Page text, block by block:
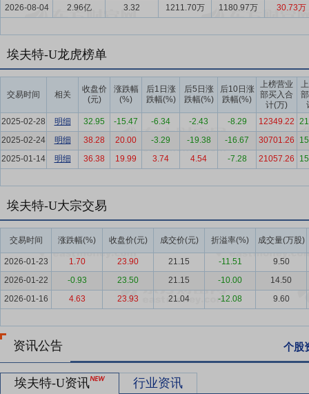
的必然，也符合现实社会的需求。在我国制造业具有庞大规模和产业
业工艺流程的铸造、切割、焊接、抛光打磨、喷涂等主要环节。除此
制造升级技术的企业。
行业领先的核心技术
经过多年持续独立研发创新，公司突
项目），研制国内首台重载165公斤机器人。
要点7：研发能力优势
公司是国家首批专精特新“小巨人”企业，公
队，公司所处行业的研发工程师需要对运动控制器技术、离线编程和
期的下游行业应用积累。截至报告期末，公司拥有研发人员411名，
ISO45001第三方体系认证。在顾客需求、产品设计开发、测试、制
要点9：客户资源和市场优势
依托公司独立发展，以及收购境外子公
件及其他通用工业的客户资源。同时，公司及其子公司市场区域遍及
用技术积累及视野，提升了公司在高端制造业领域的行业应用积累。
要点10：自愿锁定股份
自公司股票上市之日起三十六个月内,不转让
间接持有的该部分股份。
要点11：下一代智能高性能工业机器人研发及产业化项目
本项目总
产8,000台高性能工业机器人(包括高性能通用系列化工业机器人、高
2026-08-04
2.96亿 3.32 1211.70万 1180.97万 30.73万
埃夫特-U龙虎榜单
交易时间 相关
收盘价
(元)
涨跌幅
(%)
后1日涨
跌幅(%)
后5日涨
跌幅(%)
后10日涨
跌幅(%)
上榜营业
部买入合
计(万)
2025-02-28
明细 32.95 -15.47 -6.34 -2.43 -8.29 12349.22
2025-02-24
明细 38.28 20.00 -3.29 -19.38 -16.67 30701.26
2025-01-14
明细 36.38 19.99 3.74 4.54 -7.28 21057.26
埃夫特-U大宗交易
交易时间 涨跌幅(%) 收盘价(元) 成交价(元) 折溢率(%) 成交量(万股)
2026-01-23 1.70 23.90 21.15 -11.51
9.50
2026-01-22
-0.93 23.50 21.15 -10.00
14.50
2026-01-16
4.63 23.93 21.04 -12.08 9.60
资讯公告 个股
埃夫特-U资讯 行业资讯